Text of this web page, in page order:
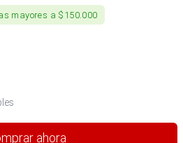
mayores a $150.000
ahora